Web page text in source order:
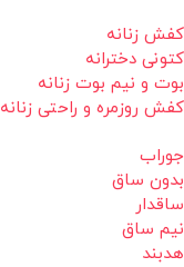
کفش زنانه
کتونی دخترانه
بوت و نیم بوت زنانه
کفش روزمره و راحتی زنانه
جوراب
بدون ساق
ساقدار
نیم ساق
هدبند